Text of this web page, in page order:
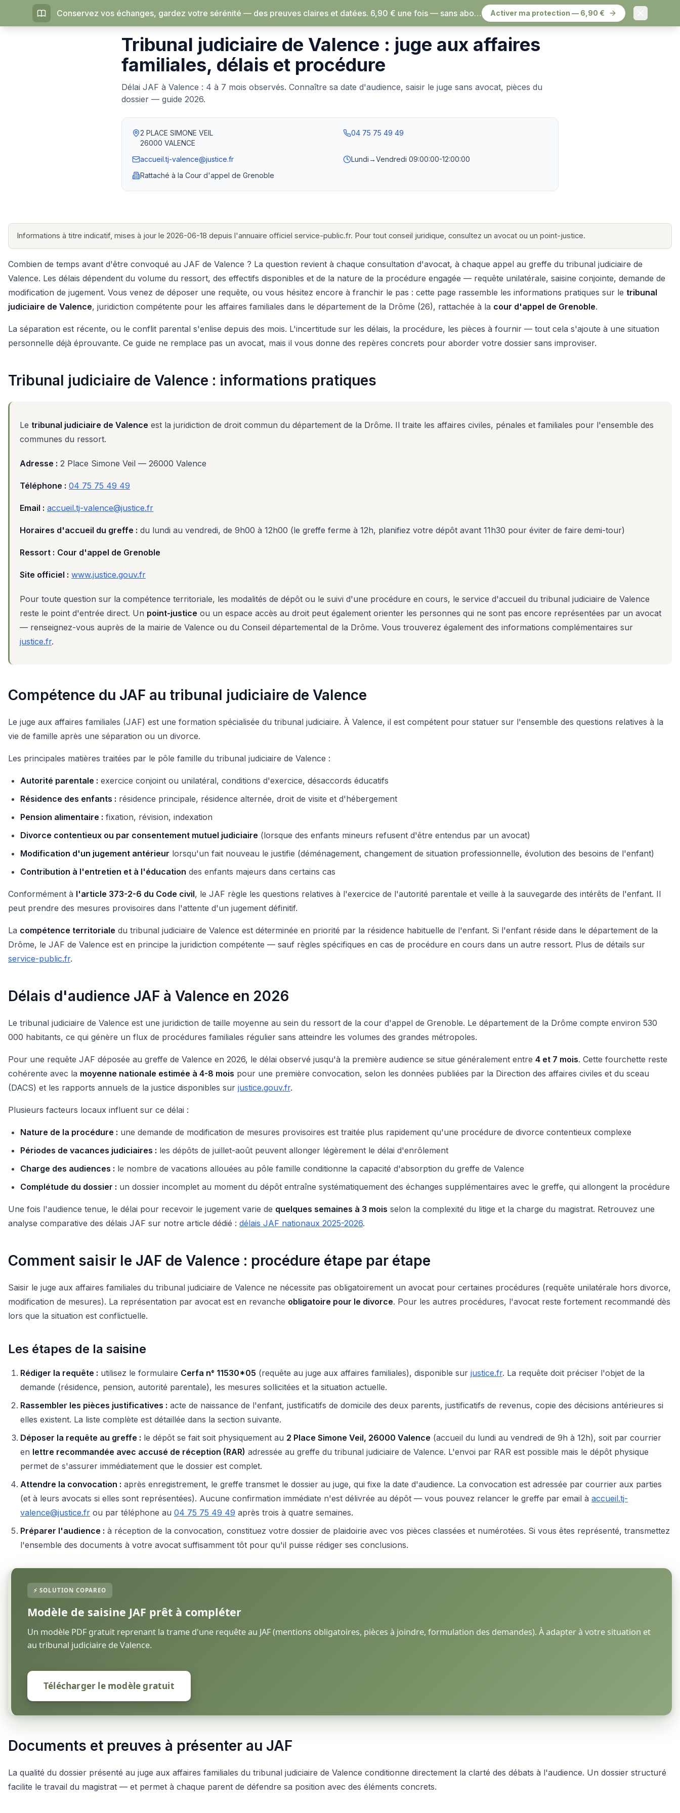
Conservez vos échanges, gardez votre sérénité — des preuves claires et datées. 6,90 € une fois — sans abonnement, rien à résilier. Activer ma protection — 6,90 €
Accueil › Tribunaux judiciaires › Valence
Tribunal judiciaire de Valence : juge aux affaires
familiales, délais et procédure
Délai JAF à Valence : 4 à 7 mois observés. Connaître sa date d'audience, saisir le juge sans avocat, pièces du
dossier — guide 2026.
2 PLACE SIMONE VEIL
26000 VALENCE
04 75 75 49 49
accueil.tj-valence@justice.fr Lundi→Vendredi 09:00:00-12:00:00
Rattaché à la Cour d'appel de Grenoble
Informations à titre indicatif, mises à jour le 2026-06-18 depuis l'annuaire officiel service-public.fr. Pour tout conseil juridique, consultez un avocat ou un point-justice.
Combien de temps avant d'être convoqué au JAF de Valence ? La question revient à chaque consultation d'avocat, à chaque appel au greffe du tribunal judiciaire de
Valence. Les délais dépendent du volume du ressort, des effectifs disponibles et de la nature de la procédure engagée — requête unilatérale, saisine conjointe, demande de
modification de jugement. Vous venez de déposer une requête, ou vous hésitez encore à franchir le pas : cette page rassemble les informations pratiques sur le tribunal
judiciaire de Valence, juridiction compétente pour les affaires familiales dans le département de la Drôme (26), rattachée à la cour d'appel de Grenoble.
La séparation est récente, ou le conflit parental s'enlise depuis des mois. L'incertitude sur les délais, la procédure, les pièces à fournir — tout cela s'ajoute à une situation
personnelle déjà éprouvante. Ce guide ne remplace pas un avocat, mais il vous donne des repères concrets pour aborder votre dossier sans improviser.
Tribunal judiciaire de Valence : informations pratiques
Le tribunal judiciaire de Valence est la juridiction de droit commun du département de la Drôme. Il traite les affaires civiles, pénales et familiales pour l'ensemble des
communes du ressort.
Adresse : 2 Place Simone Veil — 26000 Valence
Téléphone : 04 75 75 49 49
Email : accueil.tj-valence@justice.fr
Horaires d'accueil du greffe : du lundi au vendredi, de 9h00 à 12h00 (le greffe ferme à 12h, planifiez votre dépôt avant 11h30 pour éviter de faire demi-tour)
Ressort : Cour d'appel de Grenoble
Site officiel : www.justice.gouv.fr
Pour toute question sur la compétence territoriale, les modalités de dépôt ou le suivi d'une procédure en cours, le service d'accueil du tribunal judiciaire de Valence
reste le point d'entrée direct. Un point-justice ou un espace accès au droit peut également orienter les personnes qui ne sont pas encore représentées par un avocat
— renseignez-vous auprès de la mairie de Valence ou du Conseil départemental de la Drôme. Vous trouverez également des informations complémentaires sur
justice.fr.
Compétence du JAF au tribunal judiciaire de Valence
Le juge aux affaires familiales (JAF) est une formation spécialisée du tribunal judiciaire. À Valence, il est compétent pour statuer sur l'ensemble des questions relatives à la
vie de famille après une séparation ou un divorce.
Les principales matières traitées par le pôle famille du tribunal judiciaire de Valence :
Autorité parentale : exercice conjoint ou unilatéral, conditions d'exercice, désaccords éducatifs
Résidence des enfants : résidence principale, résidence alternée, droit de visite et d'hébergement
Pension alimentaire : fixation, révision, indexation
Divorce contentieux ou par consentement mutuel judiciaire (lorsque des enfants mineurs refusent d'être entendus par un avocat)
Modification d'un jugement antérieur lorsqu'un fait nouveau le justifie (déménagement, changement de situation professionnelle, évolution des besoins de l'enfant)
Contribution à l'entretien et à l'éducation des enfants majeurs dans certains cas
Conformément à l'article 373-2-6 du Code civil, le JAF règle les questions relatives à l'exercice de l'autorité parentale et veille à la sauvegarde des intérêts de l'enfant. Il
peut prendre des mesures provisoires dans l'attente d'un jugement définitif.
La compétence territoriale du tribunal judiciaire de Valence est déterminée en priorité par la résidence habituelle de l'enfant. Si l'enfant réside dans le département de la
Drôme, le JAF de Valence est en principe la juridiction compétente — sauf règles spécifiques en cas de procédure en cours dans un autre ressort. Plus de détails sur
service-public.fr.
Délais d'audience JAF à Valence en 2026
Le tribunal judiciaire de Valence est une juridiction de taille moyenne au sein du ressort de la cour d'appel de Grenoble. Le département de la Drôme compte environ 530
000 habitants, ce qui génère un flux de procédures familiales régulier sans atteindre les volumes des grandes métropoles.
Pour une requête JAF déposée au greffe de Valence en 2026, le délai observé jusqu'à la première audience se situe généralement entre 4 et 7 mois. Cette fourchette reste
cohérente avec la moyenne nationale estimée à 4-8 mois pour une première convocation, selon les données publiées par la Direction des affaires civiles et du sceau
(DACS) et les rapports annuels de la justice disponibles sur justice.gouv.fr.
Plusieurs facteurs locaux influent sur ce délai :
Nature de la procédure : une demande de modification de mesures provisoires est traitée plus rapidement qu'une procédure de divorce contentieux complexe
Périodes de vacances judiciaires : les dépôts de juillet-août peuvent allonger légèrement le délai d'enrôlement
Charge des audiences : le nombre de vacations allouées au pôle famille conditionne la capacité d'absorption du greffe de Valence
Complétude du dossier : un dossier incomplet au moment du dépôt entraîne systématiquement des échanges supplémentaires avec le greffe, qui allongent la procédure
Une fois l'audience tenue, le délai pour recevoir le jugement varie de quelques semaines à 3 mois selon la complexité du litige et la charge du magistrat. Retrouvez une
analyse comparative des délais JAF sur notre article dédié : délais JAF nationaux 2025-2026.
Comment saisir le JAF de Valence : procédure étape par étape
Saisir le juge aux affaires familiales du tribunal judiciaire de Valence ne nécessite pas obligatoirement un avocat pour certaines procédures (requête unilatérale hors divorce,
modification de mesures). La représentation par avocat est en revanche obligatoire pour le divorce. Pour les autres procédures, l'avocat reste fortement recommandé dès
lors que la situation est conflictuelle.
Les étapes de la saisine
Rédiger la requête : utilisez le formulaire Cerfa n° 11530*05 (requête au juge aux affaires familiales), disponible sur justice.fr. La requête doit préciser l'objet de la
demande (résidence, pension, autorité parentale), les mesures sollicitées et la situation actuelle.
Rassembler les pièces justificatives : acte de naissance de l'enfant, justificatifs de domicile des deux parents, justificatifs de revenus, copie des décisions antérieures si
elles existent. La liste complète est détaillée dans la section suivante.
Déposer la requête au greffe : le dépôt se fait soit physiquement au 2 Place Simone Veil, 26000 Valence (accueil du lundi au vendredi de 9h à 12h), soit par courrier
en lettre recommandée avec accusé de réception (RAR) adressée au greffe du tribunal judiciaire de Valence. L'envoi par RAR est possible mais le dépôt physique
permet de s'assurer immédiatement que le dossier est complet.
Attendre la convocation : après enregistrement, le greffe transmet le dossier au juge, qui fixe la date d'audience. La convocation est adressée par courrier aux parties
(et à leurs avocats si elles sont représentées). Aucune confirmation immédiate n'est délivrée au dépôt — vous pouvez relancer le greffe par email à accueil.tj-
valence@justice.fr ou par téléphone au 04 75 75 49 49 après trois à quatre semaines.
Préparer l'audience : à réception de la convocation, constituez votre dossier de plaidoirie avec vos pièces classées et numérotées. Si vous êtes représenté, transmettez
l'ensemble des documents à votre avocat suffisamment tôt pour qu'il puisse rédiger ses conclusions.
Modèle de saisine JAF prêt à compléter
Un modèle PDF gratuit reprenant la trame d'une requête au JAF (mentions obligatoires, pièces à joindre, formulation des demandes). À adapter à votre situation et
au tribunal judiciaire de Valence.
Télécharger le modèle gratuit
Documents et preuves à présenter au JAF
La qualité du dossier présenté au juge aux affaires familiales du tribunal judiciaire de Valence conditionne directement la clarté des débats à l'audience. Un dossier structuré
facilite le travail du magistrat — et permet à chaque parent de défendre sa position avec des éléments concrets.